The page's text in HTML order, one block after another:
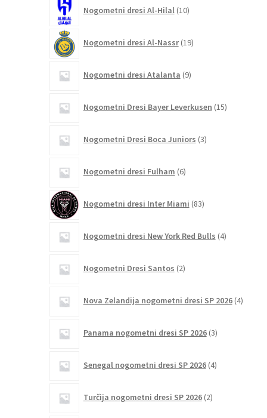
Nogometni dresi Al-Hilal 10izdelkov
Nogometni dresi Al-Nassr 19izdelkov
Nogometni dresi Atalanta 9izdelkov
Nogometni Dresi Bayer Leverkusen 15izdelkov
Nogometni Dresi Boca Juniors 3izdelki
Nogometni dresi Fulham 6izdelkov
Nogometni dresi Inter Miami 83izdelkov
Nogometni dresi New York Red Bulls 4izdelki
Nogometni Dresi Santos 2izdelka
Nova Zelandija nogometni dresi SP 2026 4izdelki
Panama nogometni dresi SP 2026 3izdelki
Senegal nogometni dresi SP 2026 4izdelki
Turčija nogometni dresi SP 2026 2izdelka